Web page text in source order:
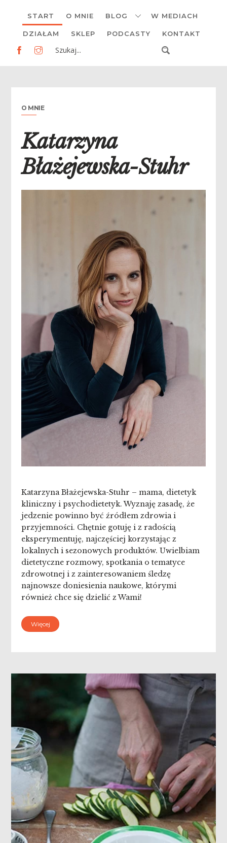
content
START O MNIE BLOG W MEDIACH
DZIAŁAM SKLEP PODCASTY KONTAKT
O MNIE
Katarzyna
Błażejewska-Stuhr
Katarzyna Błażejewska-Stuhr – mama, dietetyk
kliniczny i psychodietetyk. Wyznaję zasadę, że
jedzenie powinno być źródłem zdrowia i
przyjemności. Chętnie gotuję i z radością
eksperymentuję, najczęściej korzystając z
lokalnych i sezonowych produktów. Uwielbiam
dietetyczne rozmowy, spotkania o tematyce
zdrowotnej i z zainteresowaniem śledzę
najnowsze doniesienia naukowe, którymi
również chce się dzielić z Wami!
Więcej